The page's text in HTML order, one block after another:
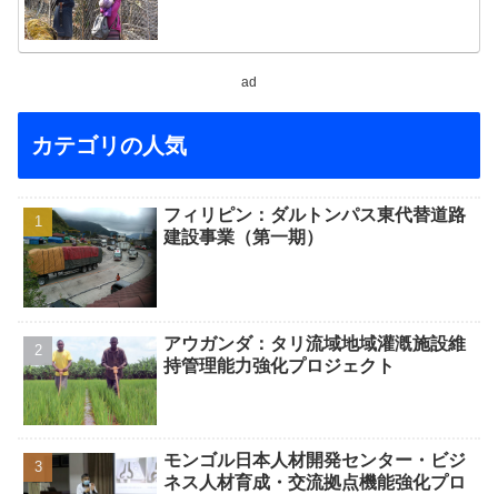
ad
カテゴリの人気
フィリピン：ダルトンパス東代替道路
建設事業（第一期）
アウガンダ：タリ流域地域灌漑施設維
持管理能力強化プロジェクト
モンゴル日本人材開発センター・ビジ
ネス人材育成・交流拠点機能強化プロ